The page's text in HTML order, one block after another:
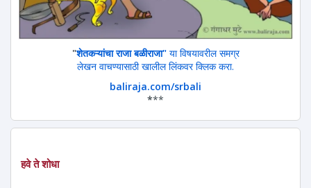
"शेतकऱ्यांचा राजा बळीराजा"या विषयावरील समग्र
लेखन वाचण्यासाठी खालील लिंकवर क्लिक करा.
baliraja.com/srbali
***
हवे ते शोधा